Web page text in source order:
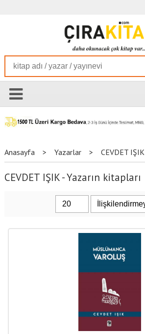
Anasayfa > Yazarlar > CEVDET IŞIK
CEVDET IŞIK - Yazarın kitapları